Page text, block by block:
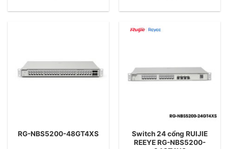
RG-NBS5200-48GT4XS
Switch 24 cổng RUIJIE
REEYE RG-NBS5200-